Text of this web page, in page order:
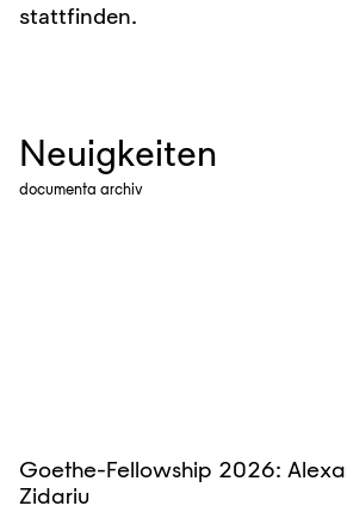
stattfinden.
Neuigkeiten
documenta archiv
Goethe-Fellowship 2026:
Zidariu